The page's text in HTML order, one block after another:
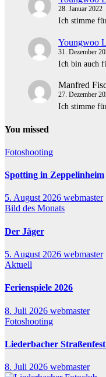
28. Januar 2022
Ich stimme
Youngwoo
31. Dezember
Ich bin auch
Manfred
27. Dezember
Ich stimme
You missed
Fotoshooting
Spotting in Zeppelinheim
5. August 2026 webmaster
Bild des Monats
Der Jäger
5. August 2026 webmaster
Aktuell
Ferienspiele 2026
8. Juli 2026 webmaster
Fotoshooting
Liederbacher
8. Juli 2026 webmaster